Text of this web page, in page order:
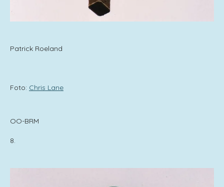
Patrick Roeland
Foto: Chris Lane
OO-BRM
8.